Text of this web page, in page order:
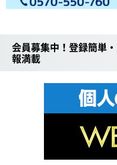
会員募集中！登録簡単
報満載